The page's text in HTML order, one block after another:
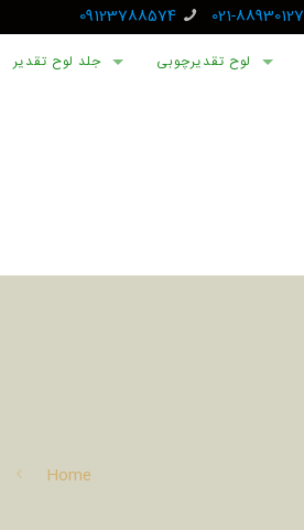
021-88930127
09123788574
لوح تقدیرچوبی جلد لوح تقدیر
Home